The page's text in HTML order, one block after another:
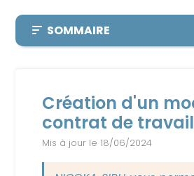
Création d'un
contrat de travail
Mis à jour le 18/06/2024
SOMMAIRE